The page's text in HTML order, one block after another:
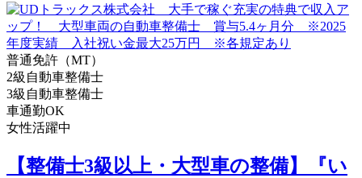
普通免許（MT）
2級自動車整備士
3級自動車整備士
車通勤OK
女性活躍中
【整備士3級以上・大型車の整備】『い